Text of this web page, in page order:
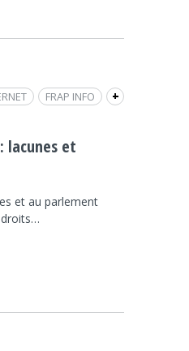
+
FRAP INFO
POLITIQUE
SOCIÉTÉ
lacunes et
et au parlement
droits…